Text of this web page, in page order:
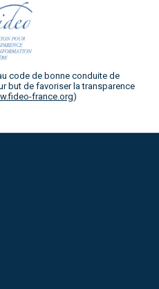
code de bonne conduite de
but de favoriser la transparence
france.org)